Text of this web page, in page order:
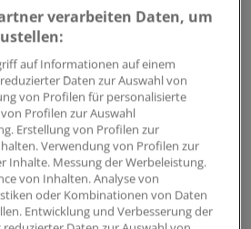
Brustkrebs gut
Grashoff es mit Brustultraschall-
Screenings immer ganz
angeht, war ich eine
Der letzte Brustultraschall war
ging es gut, plötzlich war bei der
sichtbar.
genug Brüste, schaute auf den
sofort, dass diese kleine,
verarbeiten Daten, um
auf Informationen auf einem
Daten zur Auswahl von
von Profilen für personalisierte
Profilen zur Auswahl
Erstellung von Profilen zur
Verwendung von Profilen zur
Inhalte. Messung der Werbeleistung.
von Inhalten. Analyse von
oder Kombinationen von Daten
Entwicklung und Verbesserung der